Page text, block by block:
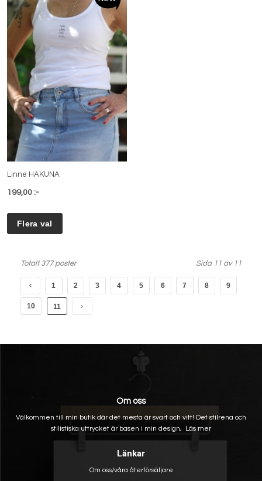
Linne HAKUNA
199,00 :-
Totalt 377 poster Sida 11 av 11
1 2 3 4 5 6 7 8 9
10 11
Om oss
Välkommen till min butik där det mesta är svart och vitt! Det stilrena och
stilistiska uttrycket är basen i min design, Läs mer
Länkar
Om oss/våra återförsäljare